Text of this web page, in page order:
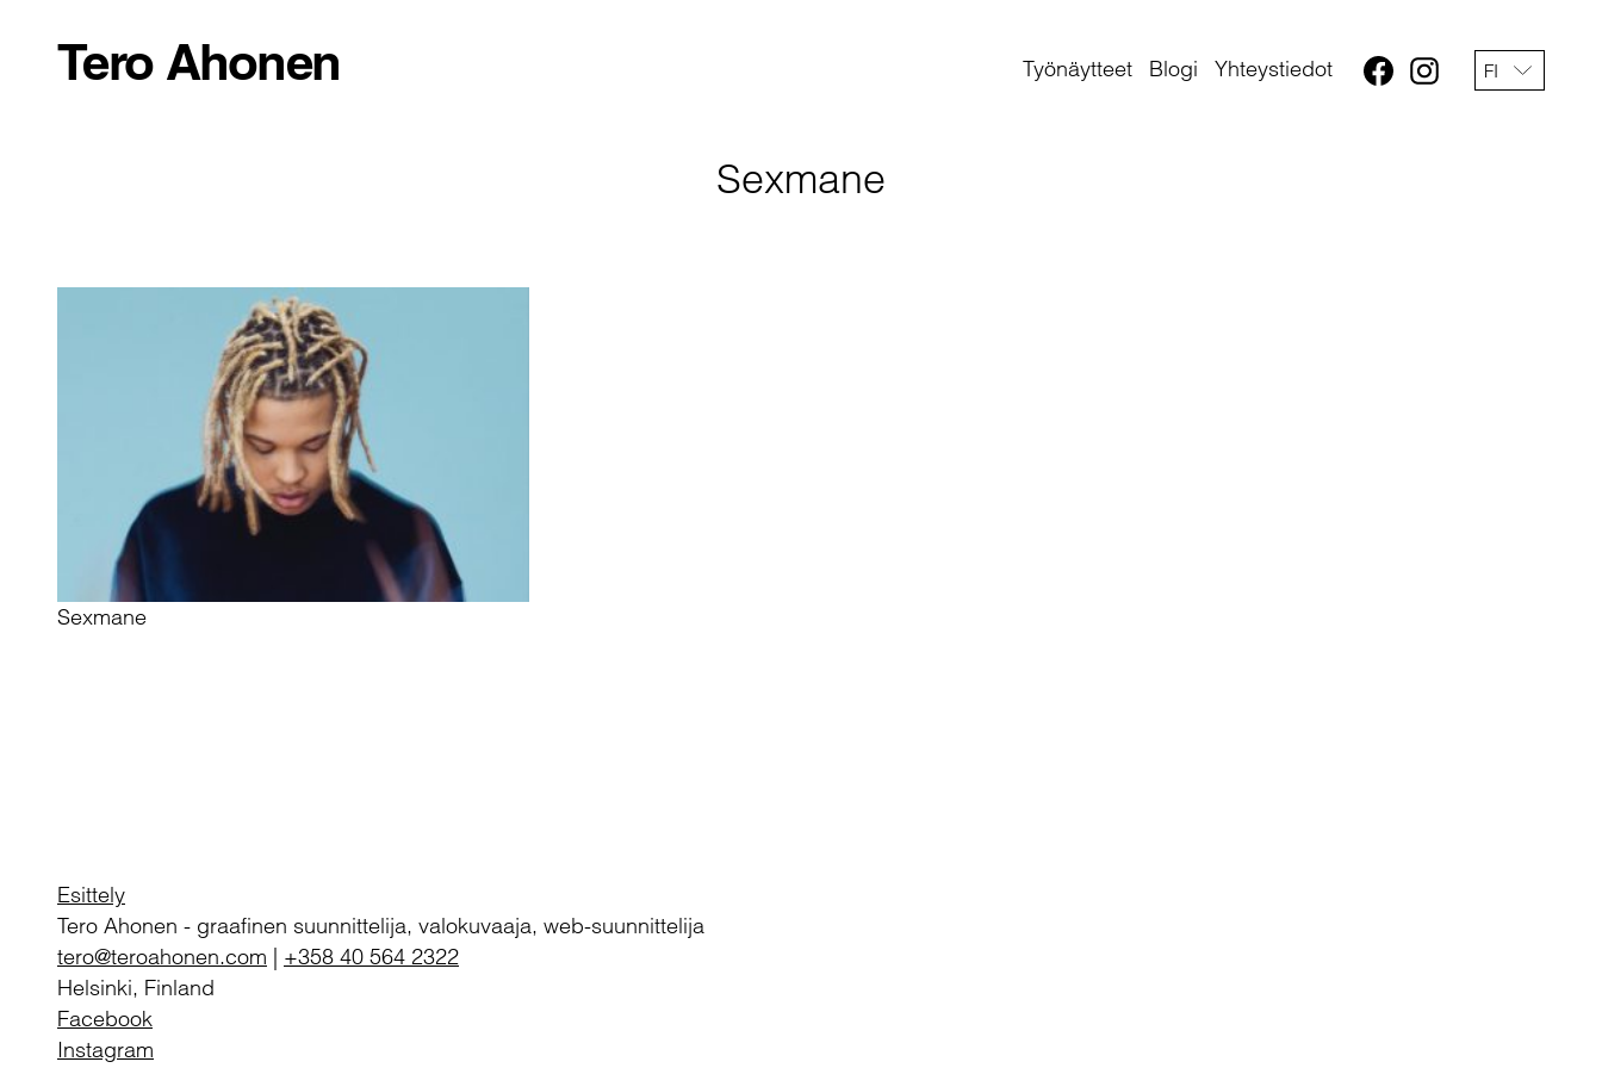
Tero Ahonen Työnäytteet Blogi Yhteystiedot FI
Sexmane
Sexmane
Esittely
Tero Ahonen - graafinen suunnittelija, valokuvaaja, web-suunnittelija
tero@teroahonen.com | +358 40 564 2322
Helsinki, Finland
Facebook
Instagram